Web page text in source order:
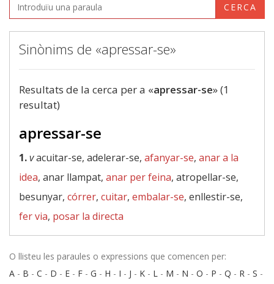
CERCA
Sinònims de «apressar-se»
Resultats de la cerca per a «apressar-se» (1
resultat)
apressar-se
1.vacuitar-se, adelerar-se, afanyar-se, anar a la
idea, anar llampat, anar per feina, atropellar-se,
besunyar, córrer, cuitar, embalar-se, enllestir-se,
fer via, posar la directa
O llisteu les paraules o expressions que comencen per:
A - B - C - D - E - F - G - H - I - J - K - L - M - N - O - P - Q - R - S -